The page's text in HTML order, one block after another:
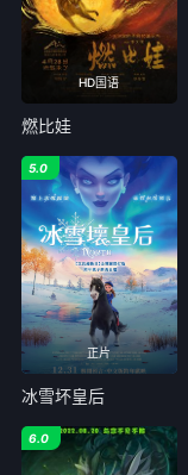
HD国语
燃比娃
正片
5.0
冰雪坏皇后
6.0